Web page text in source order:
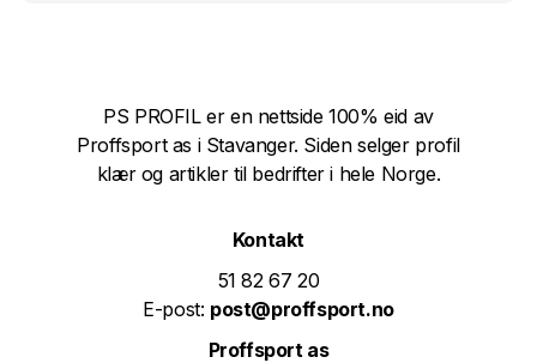
PS PROFIL er en nettside 100% eid av
Proffsport as i Stavanger. Siden selger profil
klær og artikler til bedrifter i hele Norge.
Kontakt
51 82 67 20
E-post: post@proffsport.no
Proffsport as